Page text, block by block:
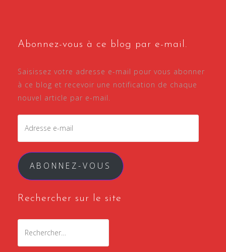
Abonnez-vous à ce blog par e-mail.
Saisissez votre adresse e-mail pour vous abonner
à ce blog et recevoir une notification de chaque
nouvel article par e-mail.
ABONNEZ-VOUS
Rechercher sur le site